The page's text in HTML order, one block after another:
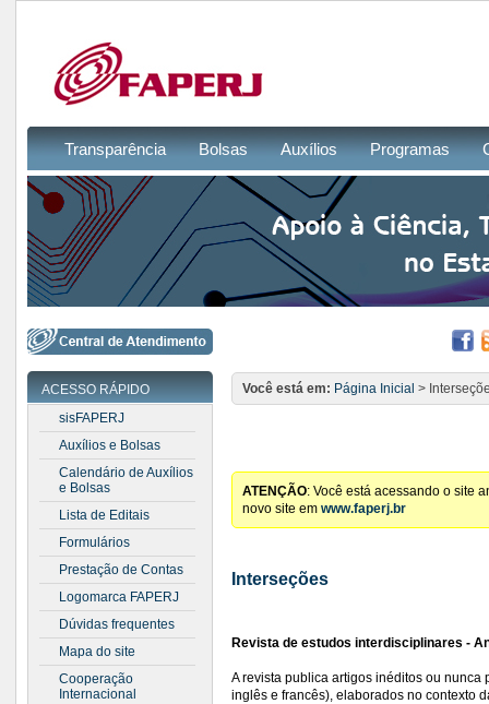
Transparência Bolsas Auxílios Programas
ACESSO RÁPIDO
sisFAPERJ
Auxílios e Bolsas
Calendário de Auxílios
e Bolsas
Lista de Editais
Formulários
Prestação de Contas
Logomarca FAPERJ
Dúvidas frequentes
Mapa do site
Cooperação
Internacional
Você está em: Página Inicial >
ATENÇÃO: Você está acessando o site
novo site em www.faperj.br
Interseções
Revista de estudos interdisciplinares -
A revista publica artigos inéditos ou
inglês e francês), elaborados no contexto